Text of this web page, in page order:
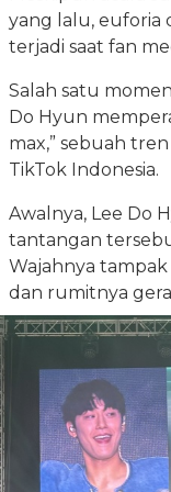
yang lalu, euforia
terjadi saat fan
Salah satu
Do Hyun
max,” sebuah
TikTok Indonesia.
Awalnya, Lee Do
tantangan
Wajahnya
dan rumitnya